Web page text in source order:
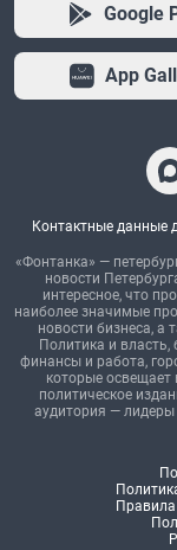
Google
App
Контактные данные
«Фонтанка» —
новости
интересное, что
наиболее значимые
новости бизнеса, а
Политика и
финансы и работа,
которые освещает
политическое
аудитория — лидеры